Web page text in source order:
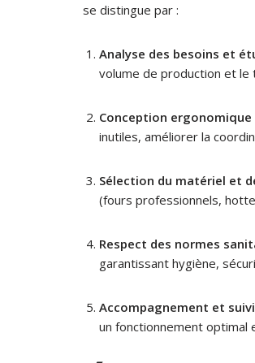
se distingue par :
Analyse des besoins et
volume de production et le
Conception ergonomique
inutiles, améliorer la
Sélection du matériel et
(fours professionnels,
Respect des normes
garantissant hygiène,
Accompagnement et suivi
un fonctionnement optimal